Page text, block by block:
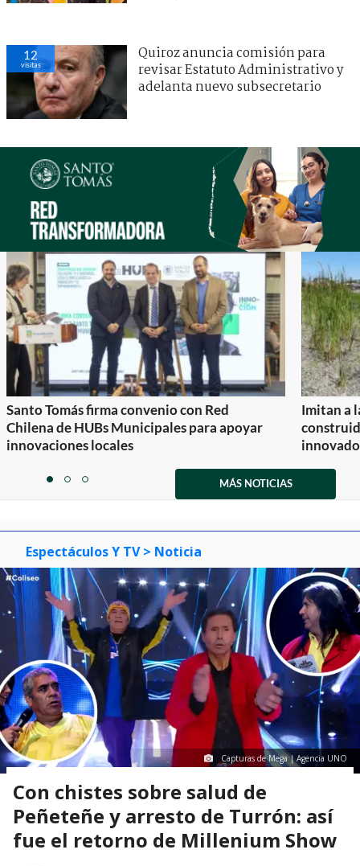
12
visitas
Quiroz anuncia comisión para
revisar Estatuto Administrativo y
adelanta nuevo subsecretario
Santo Tomás firma convenio con Red
Chilena de HUBs Municipales para apoyar
innovaciones locales
Imitan a
itemitemitem
MÁS NOTICIAS
Espectáculos Y TV > Noticia
Capturas de Mega | Agencia UNO
Con chistes sobre salud de
Peñeteñe y arresto de Turrón: así
fue el retorno de Millenium Show